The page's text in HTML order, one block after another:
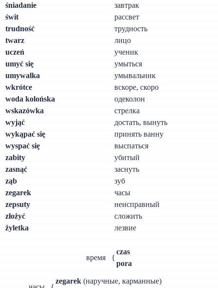
śniadanie
świt
trudność
twarz
uczeń
umyć się
umywalka
wkrótce
woda kolońska
wskazówka
wyjąć
wykąpać się
wyspać się
zabity
zasnąć
ząb
zegarek
zepsuty
złożyć
żyletka
завтрак
рассвет
трудность
лицо
ученик
умыться
умывальник
вскоре, скоро
одеколон
стрелка
достать, вынуть
принять ванну
выспаться
убитый
заснуть
зуб
часы
неисправный
сложить
лезвие
время {
czas
pora
zegarek(наручные, карманные)